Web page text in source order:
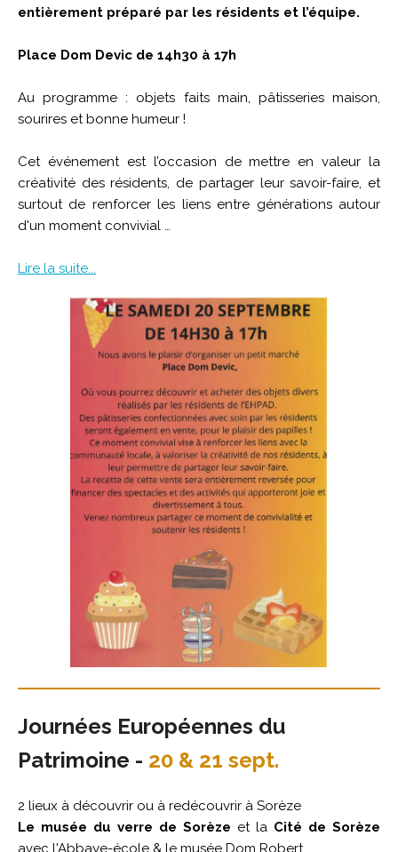
entièrement préparé par les résidents et l’équipe.
Place Dom Devic de 14h30 à 17h
Au programme : objets faits main, pâtisseries maison,
sourires et bonne humeur !
Cet événement est l’occasion de mettre en valeur la
créativité des résidents, de partager leur savoir-faire, et
surtout de renforcer les liens entre générations autour
d'un moment convivial …
Lire la suite...
Journées Européennes du
Patrimoine - 20 & 21 sept.
2 lieux à découvrir ou à redécouvrir à Sorèze
Le musée du verre de Sorèze et la Cité de Sorèze
avec l'Abbaye-école & le musée Dom Robert.